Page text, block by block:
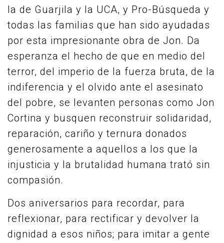
la de Guarjila y la UCA, y Pro-Búsqueda y
todas las familias que han sido ayudadas
por esta impresionante obra de Jon. Da
esperanza el hecho de que en medio del
terror, del imperio de la fuerza bruta, de la
indiferencia y el olvido ante el asesinato
del pobre, se levanten personas como Jon
Cortina y busquen reconstruir solidaridad,
reparación, cariño y ternura donados
generosamente a aquellos a los que la
injusticia y la brutalidad humana trató sin
compasión.
Dos aniversarios para recordar, para
reflexionar, para rectificar y devolver la
dignidad a esos niños; para imitar a gente